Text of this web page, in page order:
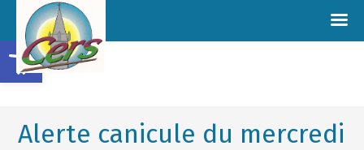
Alerte canicule du mercredi
Ouvrir la barre d’outils